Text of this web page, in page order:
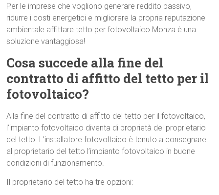
Per le imprese che vogliono generare reddito passivo,
ridurre i costi energetici e migliorare la propria reputazione
ambientale affittare tetto per fotovoltaico Monza è una
soluzione vantaggiosa!
Cosa succede alla fine del
contratto di affitto del tetto per il
fotovoltaico?
Alla fine del contratto di affitto del tetto per il fotovoltaico,
l’impianto fotovoltaico diventa di proprietà del proprietario
del tetto. L’installatore fotovoltaico è tenuto a consegnare
al proprietario del tetto l’impianto fotovoltaico in buone
condizioni di funzionamento.
Il proprietario del tetto ha tre opzioni: